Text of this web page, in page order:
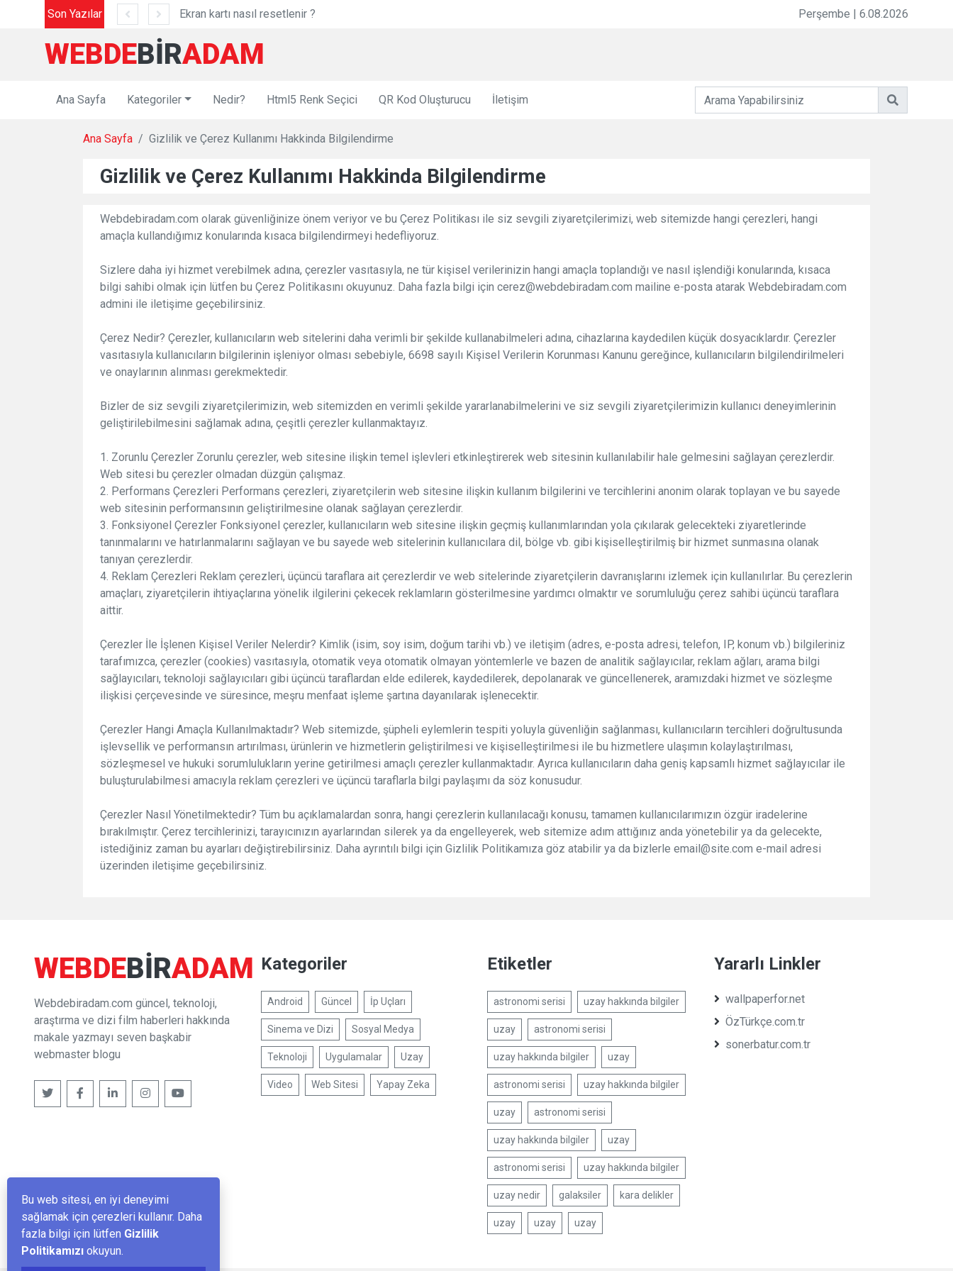
Son Yazılar Ekran kartı nasıl resetlenir ? Perşembe | 6.08.2026
WEBDEBIRADAM
Ana Sayfa Kategoriler Nedir? Html5 Renk Seçici QR Kod Oluşturucu İletişim
Ana Sayfa Gizlilik ve Çerez Kullanımı Hakkinda Bilgilendirme
Gizlilik ve Çerez Kullanımı Hakkinda Bilgilendirme
Webdebiradam.com olarak güvenliğinize önem veriyor ve bu Çerez Politikası ile siz sevgili ziyaretçilerimizi, web sitemizde hangi çerezleri, hangi
amaçla kullandığımız konularında kısaca bilgilendirmeyi hedefliyoruz.
Sizlere daha iyi hizmet verebilmek adına, çerezler vasıtasıyla, ne tür kişisel verilerinizin hangi amaçla toplandığı ve nasıl işlendiği konularında, kısaca
bilgi sahibi olmak için lütfen bu Çerez Politikasını okuyunuz. Daha fazla bilgi için cerez@webdebiradam.com mailine e-posta atarak Webdebiradam.com
admini ile iletişime geçebilirsiniz.
Çerez Nedir? Çerezler, kullanıcıların web sitelerini daha verimli bir şekilde kullanabilmeleri adına, cihazlarına kaydedilen küçük dosyacıklardır. Çerezler
vasıtasıyla kullanıcıların bilgilerinin işleniyor olması sebebiyle, 6698 sayılı Kişisel Verilerin Korunması Kanunu gereğince, kullanıcıların bilgilendirilmeleri
ve onaylarının alınması gerekmektedir.
Bizler de siz sevgili ziyaretçilerimizin, web sitemizden en verimli şekilde yararlanabilmelerini ve siz sevgili ziyaretçilerimizin kullanıcı deneyimlerinin
geliştirilebilmesini sağlamak adına, çeşitli çerezler kullanmaktayız.
1. Zorunlu Çerezler Zorunlu çerezler, web sitesine ilişkin temel işlevleri etkinleştirerek web sitesinin kullanılabilir hale gelmesini sağlayan çerezlerdir.
Web sitesi bu çerezler olmadan düzgün çalışmaz.
2. Performans Çerezleri Performans çerezleri, ziyaretçilerin web sitesine ilişkin kullanım bilgilerini ve tercihlerini anonim olarak toplayan ve bu sayede
web sitesinin performansının geliştirilmesine olanak sağlayan çerezlerdir.
3. Fonksiyonel Çerezler Fonksiyonel çerezler, kullanıcıların web sitesine ilişkin geçmiş kullanımlarından yola çıkılarak gelecekteki ziyaretlerinde
tanınmalarını ve hatırlanmalarını sağlayan ve bu sayede web sitelerinin kullanıcılara dil, bölge vb. gibi kişiselleştirilmiş bir hizmet sunmasına olanak
tanıyan çerezlerdir.
4. Reklam Çerezleri Reklam çerezleri, üçüncü taraflara ait çerezlerdir ve web sitelerinde ziyaretçilerin davranışlarını izlemek için kullanılırlar. Bu çerezlerin
amaçları, ziyaretçilerin ihtiyaçlarına yönelik ilgilerini çekecek reklamların gösterilmesine yardımcı olmaktır ve sorumluluğu çerez sahibi üçüncü taraflara
aittir.
Çerezler İle İşlenen Kişisel Veriler Nelerdir? Kimlik (isim, soy isim, doğum tarihi vb.) ve iletişim (adres, e-posta adresi, telefon, IP, konum vb.) bilgileriniz
tarafımızca, çerezler (cookies) vasıtasıyla, otomatik veya otomatik olmayan yöntemlerle ve bazen de analitik sağlayıcılar, reklam ağları, arama bilgi
sağlayıcıları, teknoloji sağlayıcıları gibi üçüncü taraflardan elde edilerek, kaydedilerek, depolanarak ve güncellenerek, aramızdaki hizmet ve sözleşme
ilişkisi çerçevesinde ve süresince, meşru menfaat işleme şartına dayanılarak işlenecektir.
Çerezler Hangi Amaçla Kullanılmaktadır? Web sitemizde, şüpheli eylemlerin tespiti yoluyla güvenliğin sağlanması, kullanıcıların tercihleri doğrultusunda
işlevsellik ve performansın artırılması, ürünlerin ve hizmetlerin geliştirilmesi ve kişiselleştirilmesi ile bu hizmetlere ulaşımın kolaylaştırılması,
sözleşmesel ve hukuki sorumlulukların yerine getirilmesi amaçlı çerezler kullanmaktadır. Ayrıca kullanıcıların daha geniş kapsamlı hizmet sağlayıcılar ile
buluşturulabilmesi amacıyla reklam çerezleri ve üçüncü taraflarla bilgi paylaşımı da söz konusudur.
Çerezler Nasıl Yönetilmektedir? Tüm bu açıklamalardan sonra, hangi çerezlerin kullanılacağı konusu, tamamen kullanıcılarımızın özgür iradelerine
bırakılmıştır. Çerez tercihlerinizi, tarayıcınızın ayarlarından silerek ya da engelleyerek, web sitemize adım attığınız anda yönetebilir ya da gelecekte,
istediğiniz zaman bu ayarları değiştirebilirsiniz. Daha ayrıntılı bilgi için Gizlilik Politikamıza göz atabilir ya da bizlerle email@site.com e-mail adresi
üzerinden iletişime geçebilirsiniz.
WEBDEBIRADAM
Webdebiradam.com güncel, teknoloji,
araştırma ve dizi film haberleri hakkında
makale yazmayı seven başkabir
webmaster blogu
Kategoriler
Android Güncel İp Uçları
Sinema ve Dizi Sosyal Medya
Teknoloji Uygulamalar Uzay
Video Web Sitesi Yapay Zeka
Etiketler
astronomi serisi uzay hakkında bilgiler
uzay astronomi serisi
uzay hakkında bilgiler uzay
astronomi serisi uzay hakkında bilgiler
uzay astronomi serisi
uzay hakkında bilgiler uzay
astronomi serisi uzay hakkında bilgiler
uzay nedir galaksiler kara delikler
uzay uzay uzay
Yararlı Linkler
wallpaperfor.net
ÖzTürkçe.com.tr
sonerbatur.com.tr
Bu web sitesi, en iyi deneyimi
sağlamak için çerezleri kullanır. Daha
fazla bilgi için lütfen Gizlilik
Politikamızı okuyun.